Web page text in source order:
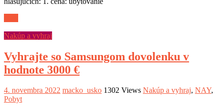
Nakúp a vyhraj
Vyhrajte so Samsungom dovolenku v
hodnote 3000 €
4. novembra 2022 macko_usko 1302 Views Nakúp a vyhraj, NAY,
Pobyt